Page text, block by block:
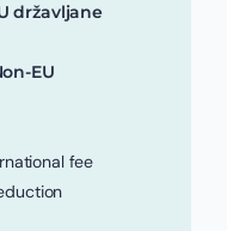
državljane
EU
fee